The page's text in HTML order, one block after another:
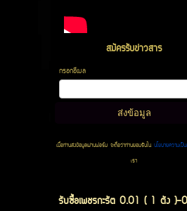
สมัครรับข่าวสาร
กรอกอีเมล
เมื่อท่านส่งข้อมูลผ่านฟอร์ม จะถือว่าท่านยอมรับในนโยบายความเ
เรา
รับซื้อเพชรกะรัต 0.01 ( 1 ตัง